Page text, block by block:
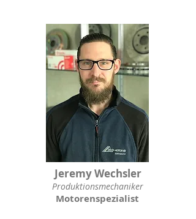
Jeremy Wechsler
Produktionsmechaniker
Motorenspezialist